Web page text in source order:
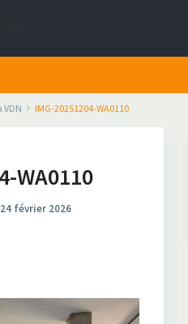
IMG-20251204-WA0110
WA0110
février 2026